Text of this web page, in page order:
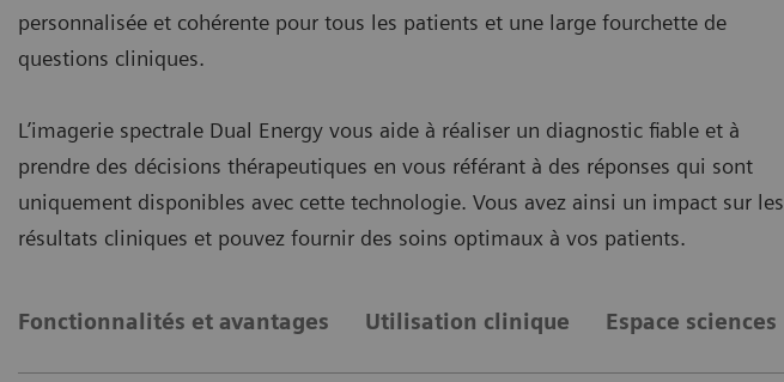
personnalisée et cohérente pour tous les patients et une large fourchette de
questions cliniques.
L’imagerie spectrale Dual Energy vous aide à réaliser un diagnostic fiable et à
prendre des décisions thérapeutiques en vous référant à des réponses qui sont
uniquement disponibles avec cette technologie. Vous avez ainsi un impact sur les
résultats cliniques et pouvez fournir des soins optimaux à vos patients.
Fonctionnalités et avantages Utilisation clinique Espace sciences